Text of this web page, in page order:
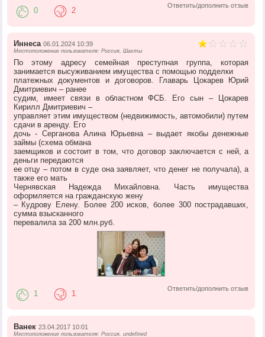
Ответить/дополнить отзыв
0 2
Иннеса 06.01.2024 10:39
Местоположение пользователя: Россия, Шахты
По этому адресу семейная преступная группа, которая
занимается высуживанием имущества с помощью подделки
платежных документов и договоров. Главарь Цокарев Юрий
Дмитриевич – ранее
судим, имеет связи в областном ФСБ. Его сын – Цокарев
Кирилл Дмитриевич –
управляет этим имуществом (недвижимость, автомобили) путем
сдачи в аренду. Его
дочь - Серганова Алина Юрьевна – выдает якобы денежные
займы (схема обмана
заемщиков и состоит в том, что договор заключается с ней, а
деньги передаются
ее отцу – потом в суде она заявляет, что денег не получала), а
также его мать
Чернявская Надежда Михайловна. Часть имущества
оформляется на гражданскую жену
– Кудрову Елену. Более 200 исков, более 300 пострадавших,
сумма взысканного
перевалила за 200 млн.руб.
Ответить/дополнить отзыв
1 1
Ванек 23.04.2017 10:01
Местоположение пользователя: Россия, undefined